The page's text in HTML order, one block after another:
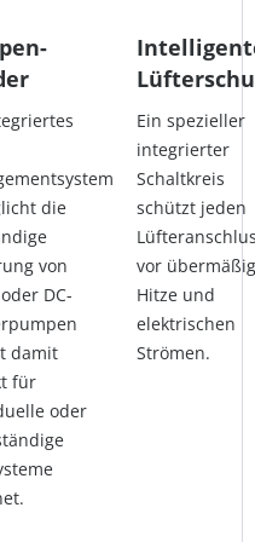
die
von
DC-
damit
für
oder
Ein spezieller
integrierter
Schaltkreis
schützt jeden
vor
Hitze und
elektrischen
Strömen.